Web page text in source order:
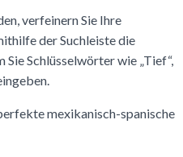
verfeinern Sie Ihre
der Suchleiste die
Schlüsselwörter wie „Tief“,
mexikanisch-spanische